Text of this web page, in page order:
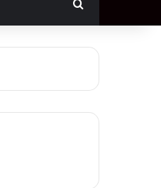
Search for